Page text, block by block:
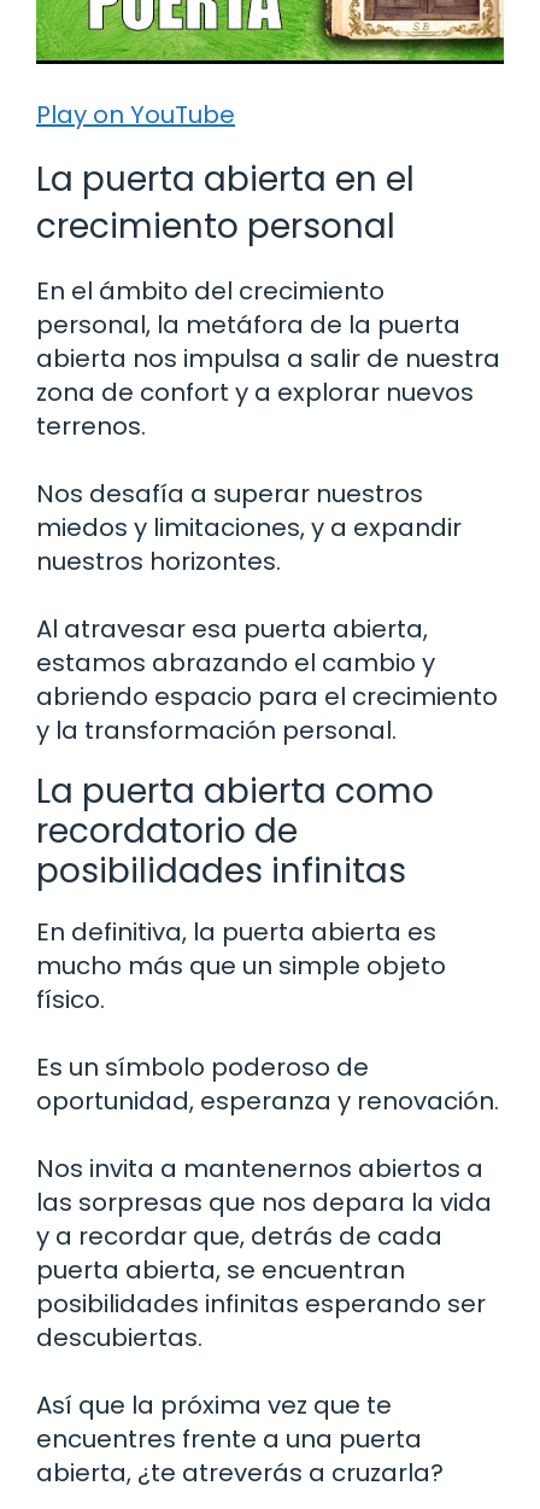
Play on YouTube
La puerta abierta en el
crecimiento personal
En el ámbito del crecimiento
personal, la metáfora de la puerta
abierta nos impulsa a salir de nuestra
zona de confort y a explorar nuevos
terrenos.
Nos desafía a superar nuestros
miedos y limitaciones, y a expandir
nuestros horizontes.
Al atravesar esa puerta abierta,
estamos abrazando el cambio y
abriendo espacio para el crecimiento
y la transformación personal.
La puerta abierta como
recordatorio de
posibilidades infinitas
En definitiva, la puerta abierta es
mucho más que un simple objeto
físico.
Es un símbolo poderoso de
oportunidad, esperanza y renovación.
Nos invita a mantenernos abiertos a
las sorpresas que nos depara la vida
y a recordar que, detrás de cada
puerta abierta, se encuentran
posibilidades infinitas esperando ser
descubiertas.
Así que la próxima vez que te
encuentres frente a una puerta
abierta, ¿te atreverás a cruzarla?